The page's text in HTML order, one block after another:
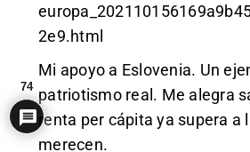
2e9.html
Mi apoyo a Eslovenia. Un
patriotismo real. Me alegra
renta per cápita ya supera a
merecen.
74